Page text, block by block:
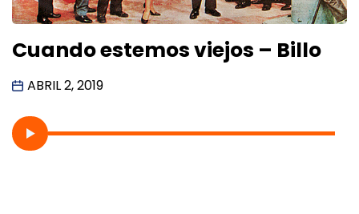
Cuando estemos viejos – Billo
ABRIL 2, 2019